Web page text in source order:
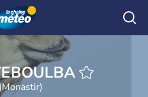
TEBOULBA